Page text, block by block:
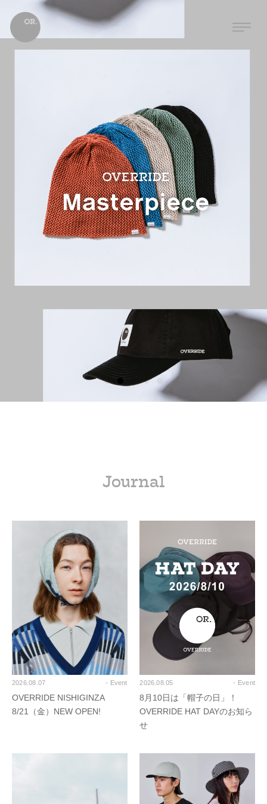
Journal
2026.08.07 - Event
OVERRIDE NISHIGINZA
8/21（金）NEW OPEN!
2026.08.05 - Event
8月10日は「帽子の日」！
OVERRIDE HAT DAYのお知ら
せ